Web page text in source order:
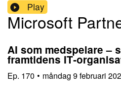
Play
Microsoft
AI som medspelare –
framtidens
Ep. 170 • måndag 9 februari